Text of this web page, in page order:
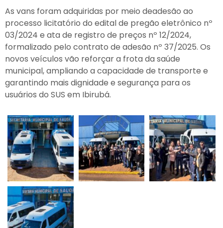
As vans foram adquiridas por meio deadesão ao
processo licitatório do edital de pregão eletrônico nº
03/2024 e ata de registro de preços nº 12/2024,
formalizado pelo contrato de adesão nº 37/2025. Os
novos veículos vão reforçar a frota da saúde
municipal, ampliando a capacidade de transporte e
garantindo mais dignidade e segurança para os
usuários do SUS em Ibirubá.